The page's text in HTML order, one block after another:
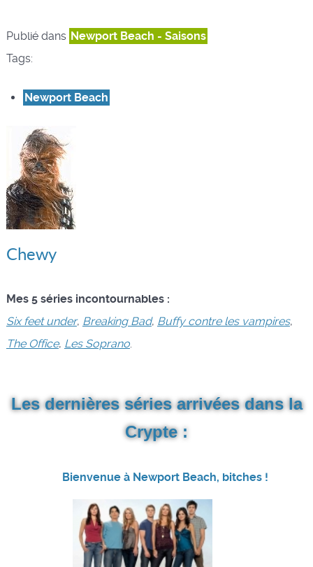
Publié dans Newport Beach - Saisons
Tags:
Newport Beach
Chewy
Mes 5 séries incontournables :
Six feet under, Breaking Bad, Buffy contre les vampires,
The Office, Les Soprano.
Les dernières séries arrivées dans la
Crypte :
Bienvenue à Newport Beach, bitches !